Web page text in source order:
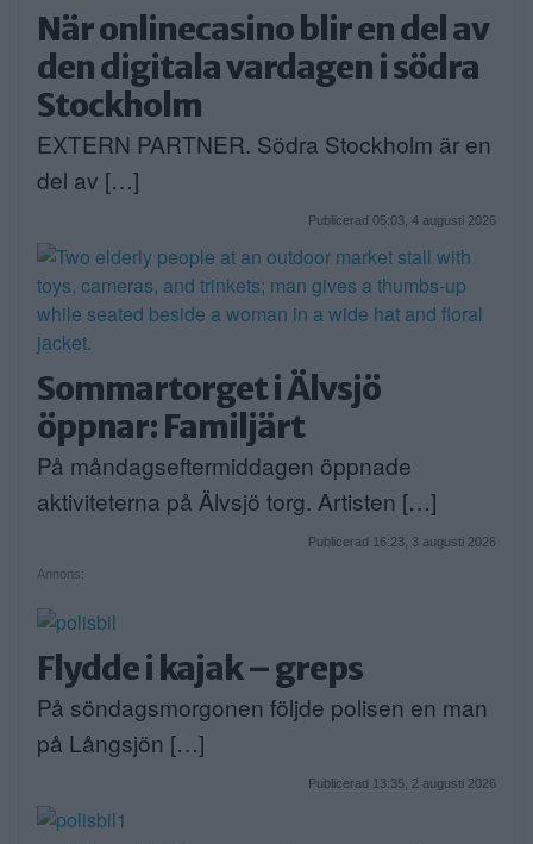
När onlinecasino blir en del av
den digitala vardagen i södra
Stockholm
EXTERN PARTNER. Södra Stockholm är en
del av […]
Publicerad 05:03, 4 augusti 2026
Sommartorget i Älvsjö
öppnar: Familjärt
På måndagseftermiddagen öppnade
aktiviteterna på Älvsjö torg. Artisten […]
Publicerad 16:23, 3 augusti 2026
Annons:
Flydde i kajak – greps
På söndagsmorgonen följde polisen en man
på Långsjön […]
Publicerad 13:35, 2 augusti 2026